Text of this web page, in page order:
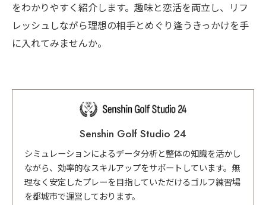
をわかりやすく紹介します。趣味と恋活を両立し、リフ
レッシュしながら理想の相手とめぐり逢うきっかけを手
に入れてみませんか。
Senshin Golf Studio 24
シミュレーションによるデータ分析と整体の知識を活かし
ながら、効率的なスキルアップをサポートしています。無
理なく安定したプレーを目指していただけるゴルフ練習場
を都城市で運営しております。